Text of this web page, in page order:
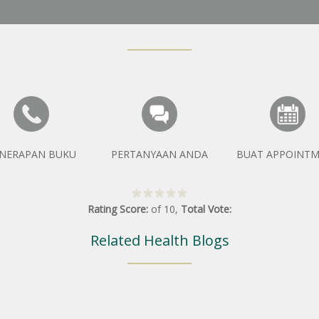
BUKU PERTANYAAN ANDA BUAT
Rating Score: of 10, Total Vote:
Related Health Blogs